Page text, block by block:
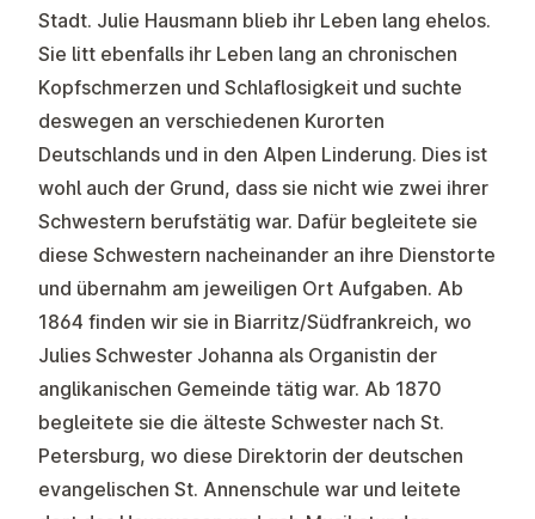
Stadt. Julie Hausmann blieb ihr Leben lang ehelos.
Sie litt ebenfalls ihr Leben lang an chronischen
Kopfschmerzen und Schlaflosigkeit und suchte
deswegen an verschiedenen Kurorten
Deutschlands und in den Alpen Linderung. Dies ist
wohl auch der Grund, dass sie nicht wie zwei ihrer
Schwestern berufstätig war. Dafür begleitete sie
diese Schwestern nacheinander an ihre Dienstorte
und übernahm am jeweiligen Ort Aufgaben. Ab
1864 finden wir sie in Biarritz/Südfrankreich, wo
Julies Schwester Johanna als Organistin der
anglikanischen Gemeinde tätig war. Ab 1870
begleitete sie die älteste Schwester nach St.
Petersburg, wo diese Direktorin der deutschen
evangelischen St. Annenschule war und leitete